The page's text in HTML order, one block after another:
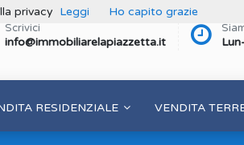
Scrivici
info@immobiliarelapiazzetta.it
RESIDENZIALE VENDITA
privacy Leggi Ho capito grazie